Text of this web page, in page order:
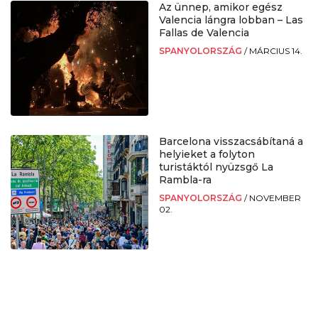
Az ünnep, amikor egész
Valencia lángra lobban – Las
Fallas de Valencia
SPANYOLORSZÁG / MÁRCIUS 14.
Barcelona visszacsábítaná a
helyieket a folyton
turistáktól nyüzsgő La
Rambla-ra
SPANYOLORSZÁG / NOVEMBER
02.